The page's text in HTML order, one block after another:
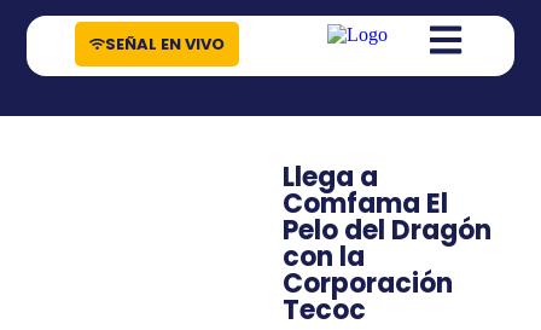
contenido
SEÑAL EN VIVO
Llega a
Comfama El
Pelo del Dragón
con la
Corporación
Tecoc